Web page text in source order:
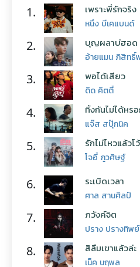
1. เพราะพี่รักจริง
หนึ่ง บีเคแบนด์
2. บุญผลาบ่ฮอด
อ้ายแมน ภิสิทธิ์
3. พอได้เสียว
ดิด คิตตี้
4. ทิ้งกันไม่ได้หร
แจ๊ส สปุ๊กนิค
5. รักไม่ไหวแล้วโ
โจอี้ ภูวศิษฐ์
6. ระเบิดเวลา
ศาล สานศิลป์
7. ภวังค์จิต
ปราง ปรางทิพย์
8. สิลืมเขาแล้วล่ะ
เน็ค นฤพล